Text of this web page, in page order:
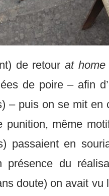
de retour at
de poire – afin
– puis on se mit en
punition, même
passaient en
présence du
doute) on avait vu